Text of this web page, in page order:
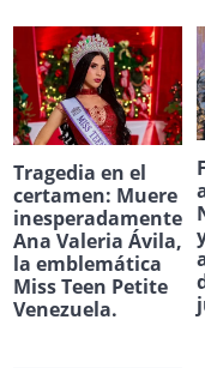
Tragedia en el
certamen: Muere
inesperadamente
Ana Valeria Ávila,
la emblemática
Miss Teen Petite
Venezuela.